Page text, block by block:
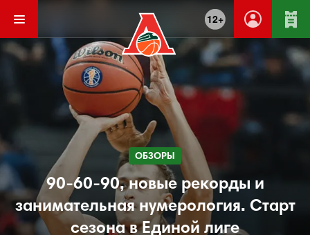
12+
ОБЗОРЫ
90-60-90, новые рекорды и
занимательная нумерология. Старт
сезона в Единой лиге